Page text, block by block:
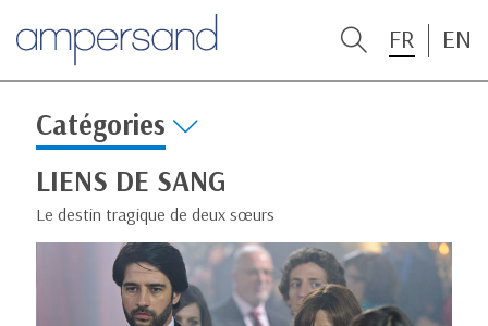
FR EN
Catégories
LIENS DE SANG
Le destin tragique de deux sœurs